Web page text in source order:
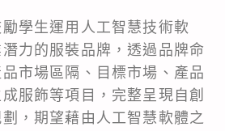
學生運用人工智慧技術軟
力的服裝品牌，透過品牌命
市場區隔、目標市場、產品
服飾等項目，完整呈現自創
，期望藉由人工智慧軟體之